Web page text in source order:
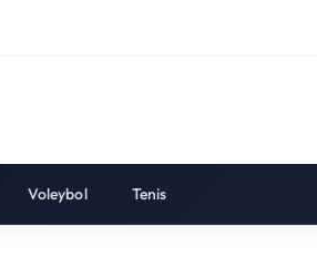
Voleybol Tenis